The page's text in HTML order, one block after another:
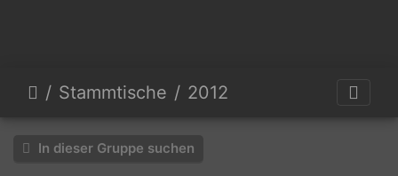
Stammtische 2012
In dieser Gruppe suchen